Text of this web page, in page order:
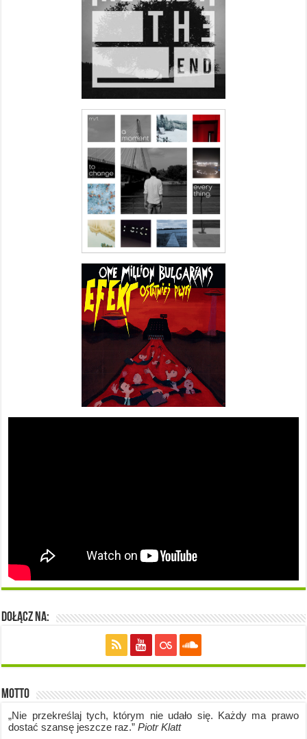
Dołącz na:
Motto
„Nie przekreślaj tych, którym nie udało się. Każdy ma prawo
dostać szansę jeszcze raz.”Piotr Klatt